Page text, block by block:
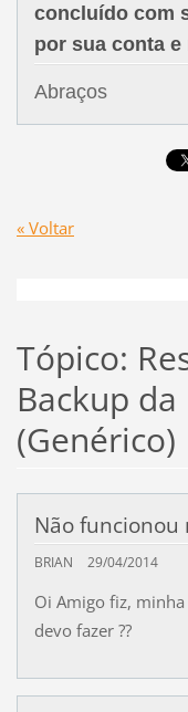
concluído com
por sua conta e
Abraços
« Voltar
Tópico:
Backup da
(Genérico)
Não funcionou
BRIAN 29/04/2014
Oi Amigo fiz,
devo fazer ??